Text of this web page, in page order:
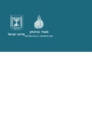
מדינת ישראל
משרד הביטחון
אגף משפחות, הנצחה ומורשת